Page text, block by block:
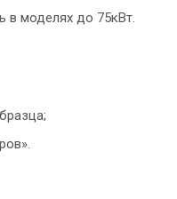
в моделях до 75кВт.